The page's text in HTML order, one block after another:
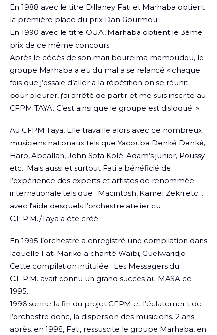
En 1988 avec le titre Dillaney Fati et Marhaba obtient
la première place du prix Dan Gourmou.
En 1990 avec le titre OUA, Marhaba obtient le 3ème
prix de ce même concours.
Après le décès de son mari boureima mamoudou, le
groupe Marhaba a eu du mal a se relancé « chaque
fois que j’essaie d’aller a la répétition on se réunit
pour pleurer, j’ai arrêté de partir et me suis inscrite au
CFPM TAYA. C’est ainsi que le groupe est disloqué. »
Au CFPM Taya, Elle travaille alors avec de nombreux
musiciens nationaux tels que Yacouba Denké Denké,
Haro, Abdallah, John Sofa Kolé, Adam’s junior, Poussy
etc.. Mais aussi et surtout Fati a bénéficié de
l’expérience des experts et artistes de renommée
internationale tels que : Macintosh, Kamel Zekri etc…
avec l’aide desquels l’orchestre atelier du
C.F.P.M./Taya a été créé.
En 1995 l’orchestre a enregistré une compilation dans
laquelle Fati Mariko a chanté Waîbi, Guelwaridjo.
Cette compilation intitulée : Les Messagers du
C.F.P.M. avait connu un grand succès au MASA de
1995.
1996 sonne la fin du projet CFPM et l’éclatement de
l’orchestre donc, la dispersion des musiciens. 2 ans
après, en 1998, Fati, ressuscite le groupe Marhaba, en